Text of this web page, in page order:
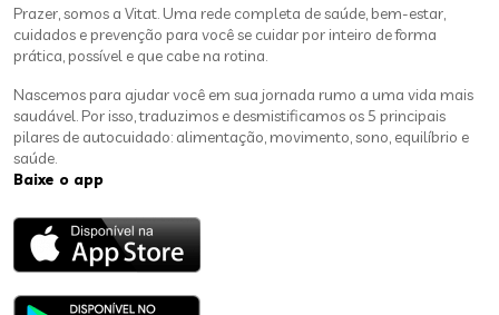
Prazer, somos a Vitat. Uma rede completa de saúde, bem-estar,
cuidados e prevenção para você se cuidar por inteiro de forma
prática, possível e que cabe na rotina.
Nascemos para ajudar você em sua jornada rumo a uma vida mais
saudável. Por isso, traduzimos e desmistificamos os 5 principais
pilares de autocuidado: alimentação, movimento, sono, equilíbrio e
saúde.
Baixe o app